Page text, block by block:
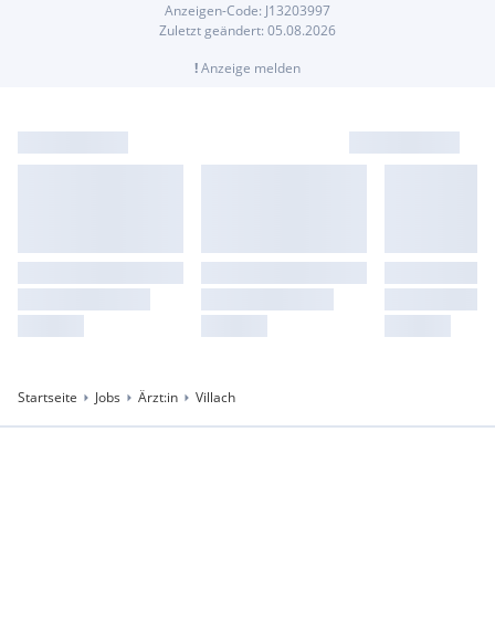
Anzeigen-Code: J13203997
Zuletzt geändert: 05.08.2026
!Anzeige melden
Startseite Jobs Ärzt:in Villach